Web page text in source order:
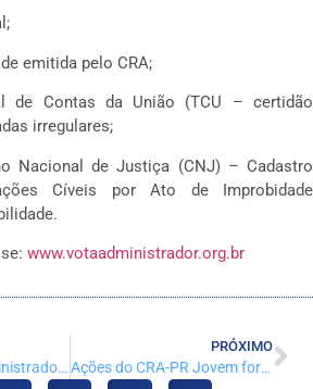
emitida pelo CRA;
de Contas da União (TCU – certidão
irregulares;
Nacional de Justiça (CNJ) – Cadastro
Cíveis por Ato de Improbidade
www.votaadministrador.org.br
A profissão de Administrador é foco de encontro em Foz do Iguaçu
PRÓXIMO
Ações do CRA-PR Jovem fortalece a proximidade com estudantes